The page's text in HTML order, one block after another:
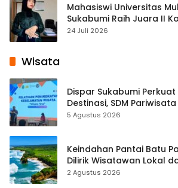
Mahasiswi Universitas
Sukabumi Raih Juara II
Pembelajaran Digital
24 Juli 2026
Wisata
Dispar Sukabumi
Destinasi, SDM
hingga Teknik Evakuasi
5 Agustus 2026
Keindahan Pantai Batu
Dilirik Wisatawan Lokal
2 Agustus 2026